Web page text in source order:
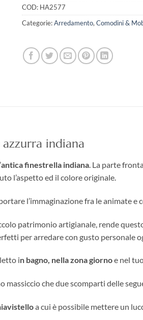
COD: HA2577
Categorie:Arredamento, Comodini &
azzurra indiana
antica finestrella indiana. La parte
l’aspetto ed il colore originale.
l’immaginazione fra le animate e
patrimonio artigianale, rende
per arredare con gusto personale
in bagno, nella zona giornoe nel
che due scomparti delle
a cui è possibile mettere un